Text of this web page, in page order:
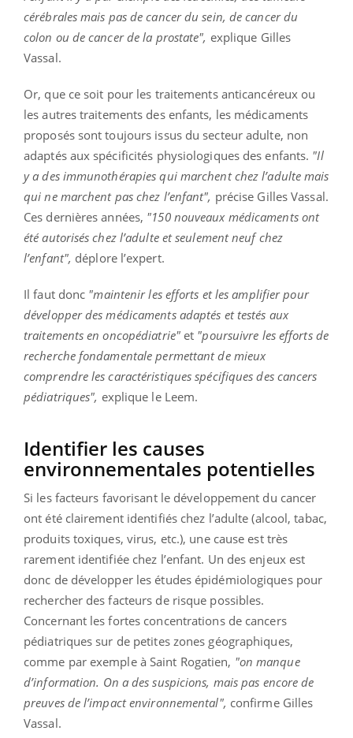
cérébrales mais pas de cancer du sein, de cancer du
colon ou de cancer de la prostate", explique Gilles
Vassal.
Or, que ce soit pour les traitements anticancéreux ou
les autres traitements des enfants, les médicaments
proposés sont toujours issus du secteur adulte, non
adaptés aux spécificités physiologiques des enfants. "Il
y a des immunothérapies qui marchent chez l’adulte mais
qui ne marchent pas chez l’enfant", précise Gilles Vassal.
Ces dernières années, "150 nouveaux médicaments ont
été autorisés chez l’adulte et seulement neuf chez
l’enfant", déplore l’expert.
Il faut donc "maintenir les efforts et les amplifier pour
développer des médicaments adaptés et testés aux
traitements en oncopédiatrie"et "poursuivre les efforts de
recherche fondamentale permettant de mieux
comprendre les caractéristiques spécifiques des cancers
pédiatriques", explique le Leem.
Identifier les causes
environnementales potentielles
Si les facteurs favorisant le développement du cancer
ont été clairement identifiés chez l’adulte (alcool, tabac,
produits toxiques, virus, etc.), une cause est très
rarement identifiée chez l’enfant. Un des enjeux est
donc de développer les études épidémiologiques pour
rechercher des facteurs de risque possibles.
Concernant les fortes concentrations de cancers
pédiatriques sur de petites zones géographiques,
comme par exemple à Saint Rogatien, "on manque
d’information. On a des suspicions, mais pas encore de
preuves de l’impact environnemental", confirme Gilles
Vassal.